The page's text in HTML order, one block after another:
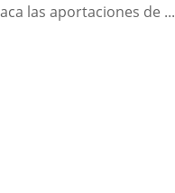
las aportaciones de ...